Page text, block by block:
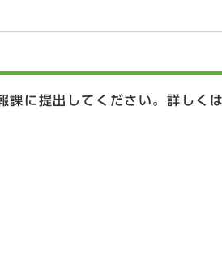
に提出してください。詳しく